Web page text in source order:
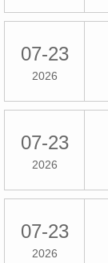
07-23
2026
07-23
2026
07-23
2026